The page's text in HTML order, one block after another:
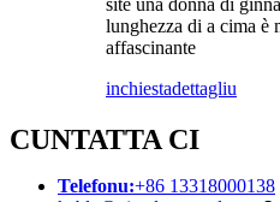
lunghezza di a cima è
affascinante
inchiestadettagliu
CUNTATTA CI
Telefonu:+86 13318000138